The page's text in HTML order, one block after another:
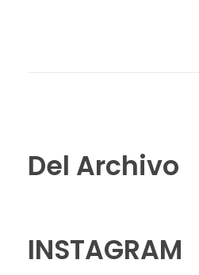
Del Archivo
INSTAGRAM